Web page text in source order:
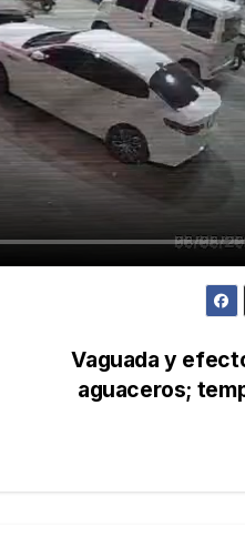
Vaguada y
aguaceros;